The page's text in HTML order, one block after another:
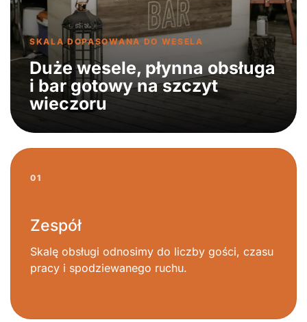
SKALA DOPASOWANA DO WESELA
Duże wesele, płynna obsługa
i bar gotowy na szczyt
wieczoru
01
Zespół
Skalę obsługi odnosimy do liczby gości, czasu
pracy i spodziewanego ruchu.